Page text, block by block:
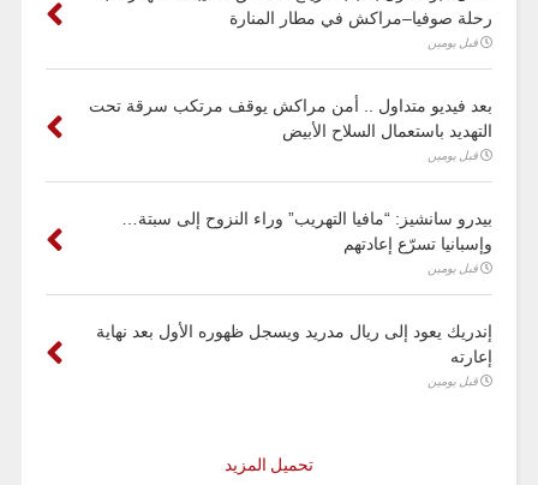
رحلة صوفيا–مراكش في مطار المنارة
قبل يومين
بعد فيديو متداول .. أمن مراكش يوقف مرتكب سرقة تحت
التهديد باستعمال السلاح الأبيض
قبل يومين
بيدرو سانشيز: “مافيا التهريب” وراء النزوح إلى سبتة…
وإسبانيا تسرّع إعادتهم
قبل يومين
إندريك يعود إلى ريال مدريد ويسجل ظهوره الأول بعد نهاية
إعارته
قبل يومين
تحميل المزيد